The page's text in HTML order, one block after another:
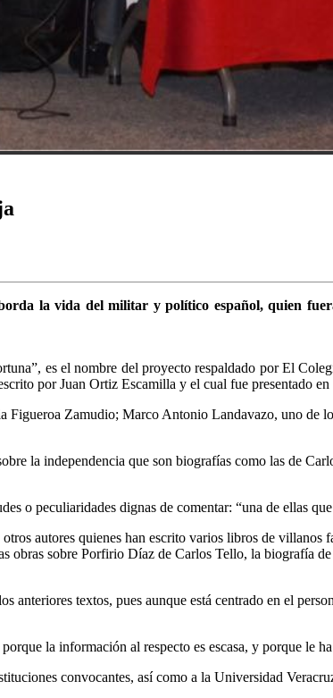
la vida del militar y político español, quien
es el nombre del proyecto respaldado por El
por Juan Ortiz Escamilla y el cual fue presentado
Zamudio; Marco Antonio Landavazo, uno de
la independencia que son biografías como las de
o peculiaridades dignas de comentar: “una de ellas
autores quienes han escrito varios libros de
obras sobre Porfirio Díaz de Carlos Tello, la biografía
textos, pues aunque está centrado en el
la información al respecto es escasa, y porque le
convocantes, así como a la Universidad